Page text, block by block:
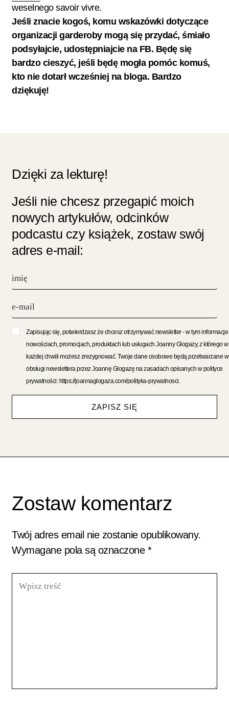
weselnego savoir vivre.
Jeśli znacie kogoś, komu wskazówki dotyczące
organizacji garderoby mogą się przydać, śmiało
podsyłajcie, udostępniajcie na FB. Będę się
bardzo cieszyć, jeśli będę mogła pomóc komuś,
kto nie dotarł wcześniej na bloga. Bardzo
dziękuję!
Dzięki za lekturę!
Jeśli nie chcesz przegapić moich
nowych artykułów, odcinków
podcastu czy książek, zostaw swój
adres e-mail:
Zapisując się, potwierdzasz że chcesz otrzymywać newsletter - w tym informacje
nowościach, promocjach, produktach lub usługach Joanny Glogazy, z którego w
każdej chwili możesz zrezygnować. Twoje dane osobowe będą przetwarzane
obsługi newslettera przez Joannę Glogazę na zasadach opisanych w polityce
prywatności: https://joannaglogaza.com/polityka-prywatnosci.
ZAPISZ SIĘ
Zostaw komentarz
Twój adres email nie zostanie opublikowany.
Wymagane pola są oznaczone *
treść